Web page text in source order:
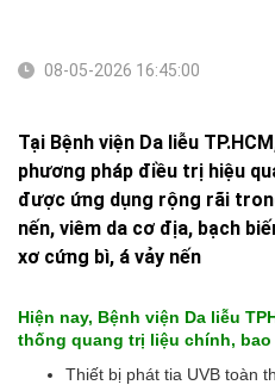
08-05-2026 16:45:00
Tại Bệnh viện Da liễu
phương pháp điều trị hiệu
được ứng dụng rộng rãi
nến, viêm da cơ địa, bạch
xơ cứng bì, á vảy nến
Hiện nay, Bệnh viện Da liễu
thống quang trị liệu chính, bao
Thiết bị phát tia UVB toàn